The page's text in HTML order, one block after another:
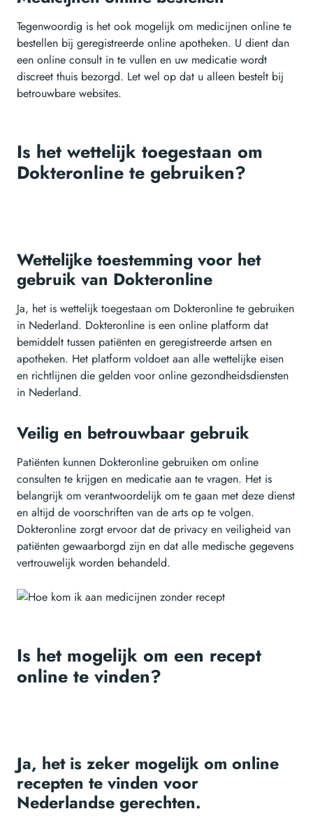
Tegenwoordig is het ook mogelijk om medicijnen online te
bestellen bij geregistreerde online apotheken. U dient dan
een online consult in te vullen en uw medicatie wordt
discreet thuis bezorgd. Let wel op dat u alleen bestelt bij
betrouwbare websites.
Is het wettelijk toegestaan om
Dokteronline te gebruiken?
Wettelijke toestemming voor het
gebruik van Dokteronline
Ja, het is wettelijk toegestaan om Dokteronline te gebruiken
in Nederland. Dokteronline is een online platform dat
bemiddelt tussen patiënten en geregistreerde artsen en
apotheken. Het platform voldoet aan alle wettelijke eisen
en richtlijnen die gelden voor online gezondheidsdiensten
in Nederland.
Veilig en betrouwbaar gebruik
Patiënten kunnen Dokteronline gebruiken om online
consulten te krijgen en medicatie aan te vragen. Het is
belangrijk om verantwoordelijk om te gaan met deze dienst
en altijd de voorschriften van de arts op te volgen.
Dokteronline zorgt ervoor dat de privacy en veiligheid van
patiënten gewaarborgd zijn en dat alle medische gegevens
vertrouwelijk worden behandeld.
Is het mogelijk om een recept
online te vinden?
Ja, het is zeker mogelijk om online
recepten te vinden voor
Nederlandse gerechten.